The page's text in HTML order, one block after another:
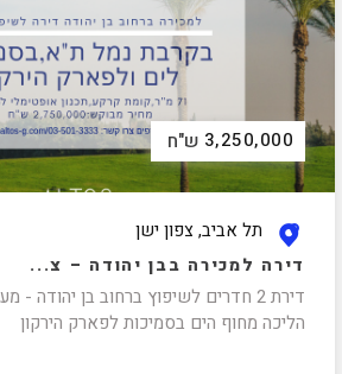
3,250,000 ש"ח
תל אביב, צפון ישן
דירה למכירה בבן יהודה – צ...
דירת 2 חדרים לשיפוץ ברחוב בן
הליכה מחוף הים בסמיכות לפארק הירקון